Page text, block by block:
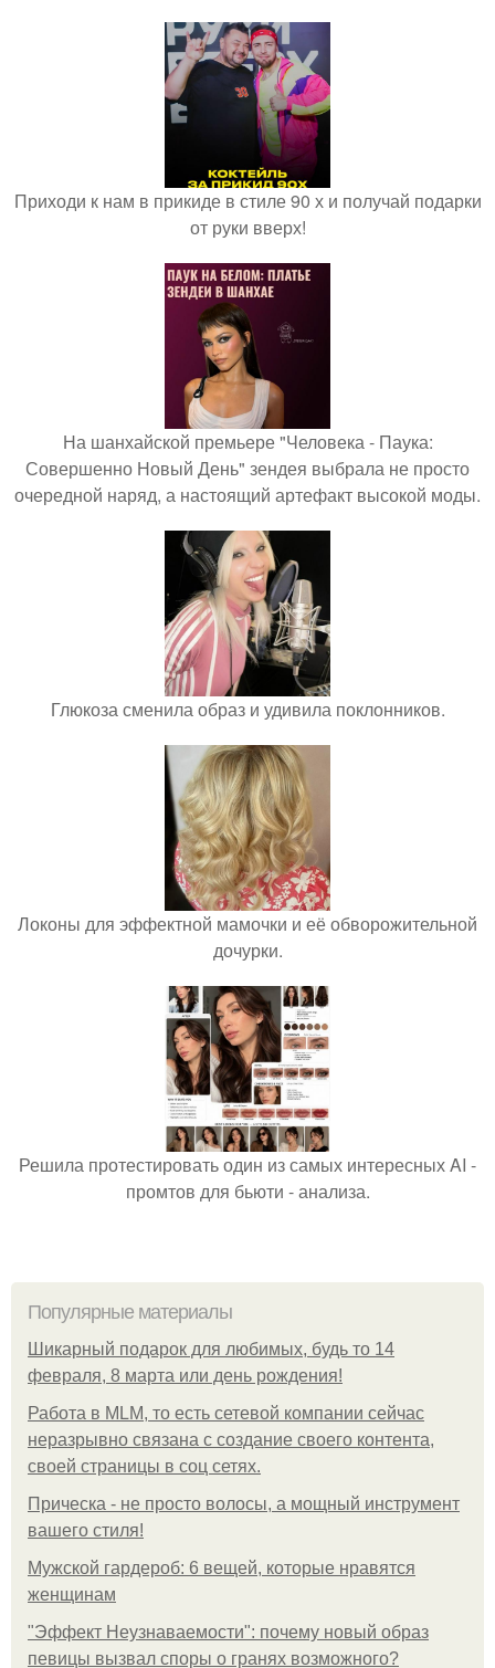
Приходи к нам в прикиде в стиле 90 х и получай подарки
от руки вверх!
На шанхайской премьере "Человека - Паука:
Совершенно Новый День" зендея выбрала не просто
очередной наряд, а настоящий артефакт высокой моды.
Глюкоза сменила образ и удивила поклонников.
Локоны для эффектной мамочки и её обворожительной
дочурки.
Решила протестировать один из самых интересных AI -
промтов для бьюти - анализа.
Популярные материалы
Шикарный подарок для любимых, будь то 14
февраля, 8 марта или день рождения!
Работа в MLM, то есть сетевой компании сейчас
неразрывно связана с создание своего контента,
своей страницы в соц сетях.
Прическа - не просто волосы, а мощный инструмент
вашего стиля!
Мужской гардероб: 6 вещей, которые нравятся
женщинам
"Эффект Неузнаваемости": почему новый образ
певицы вызвал споры о гранях возможного?